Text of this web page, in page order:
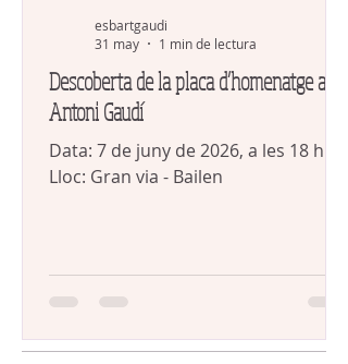
Descoberta de la placa d’homenatge a
Antoni Gaudí
Data: 7 de juny de 2026, a les 18 h.
Lloc: Gran via - Bailen
esbartgaudi
31 may
1 min de lectura